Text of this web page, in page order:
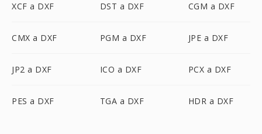
XCF a DXF DST a DXF CGM a DXF
CMX a DXF PGM a DXF JPE a DXF
JP2 a DXF ICO a DXF PCX a DXF
PES a DXF TGA a DXF HDR a DXF